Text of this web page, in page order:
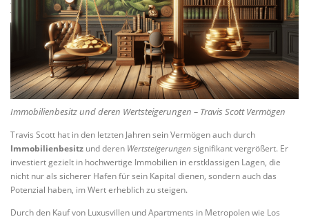
Immobilienbesitz und deren Wertsteigerungen – Travis Scott Vermögen
Travis Scott hat in den letzten Jahren sein Vermögen auch durch
Immobilienbesitz und deren Wertsteigerungensignifikant vergrößert. Er
investiert gezielt in hochwertige Immobilien in erstklassigen Lagen, die
nicht nur als sicherer Hafen für sein Kapital dienen, sondern auch das
Potenzial haben, im Wert erheblich zu steigen.
Durch den Kauf von Luxusvillen und Apartments in Metropolen wie Los